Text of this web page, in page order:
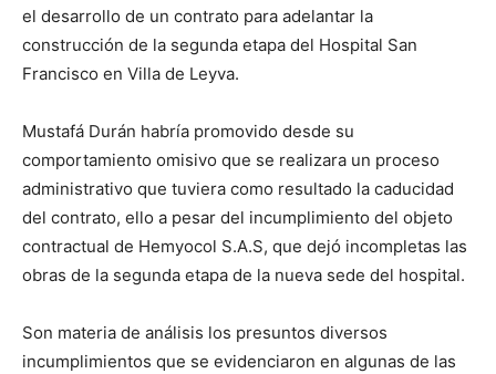
el desarrollo de un contrato para adelantar la
construcción de la segunda etapa del Hospital San
Francisco en Villa de Leyva.
Mustafá Durán habría promovido desde su
comportamiento omisivo que se realizara un proceso
administrativo que tuviera como resultado la caducidad
del contrato, ello a pesar del incumplimiento del objeto
contractual de Hemyocol S.A.S, que dejó incompletas las
obras de la segunda etapa de la nueva sede del hospital.
Son materia de análisis los presuntos diversos
incumplimientos que se evidenciaron en algunas de las